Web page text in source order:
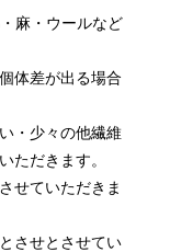
麻・ウールなど
体差が出る場合
・少々の他繊維
ただきます。
せていただきま
させとさせてい